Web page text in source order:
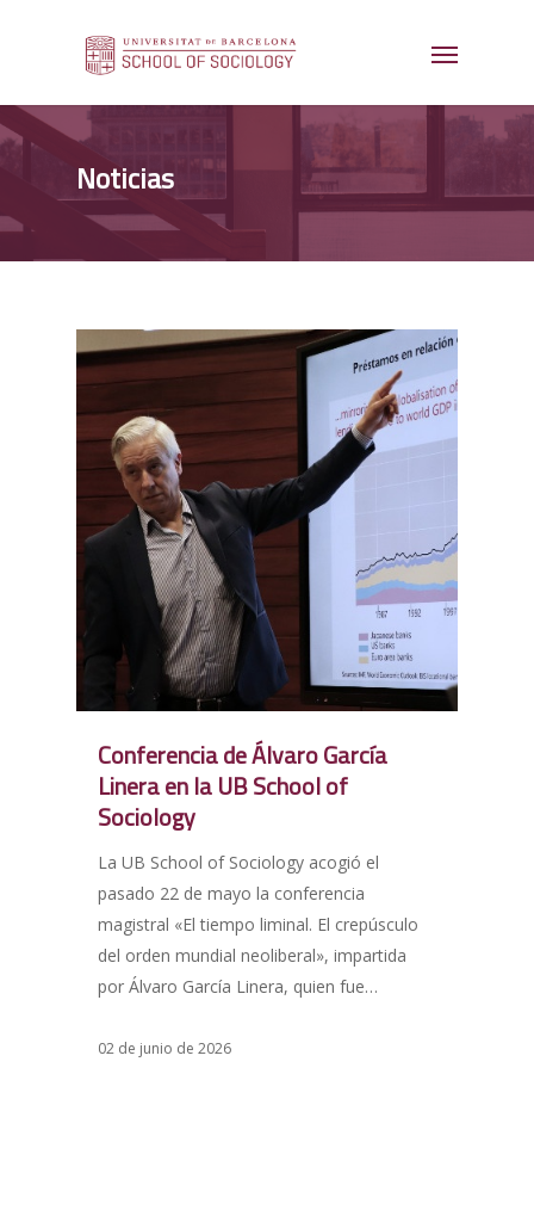
Noticias
Conferencia de Álvaro García
Linera en la UB School of
Sociology
La UB School of Sociology acogió el
pasado 22 de mayo la conferencia
magistral «El tiempo liminal. El crepúsculo
del orden mundial neoliberal», impartida
por Álvaro García Linera, quien fue…
02 de junio de 2026